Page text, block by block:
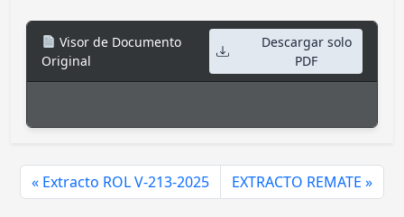
Visor de Documento
Original
Descargar solo
PDF
Extracto ROL V-213-2025 EXTRACTO REMATE